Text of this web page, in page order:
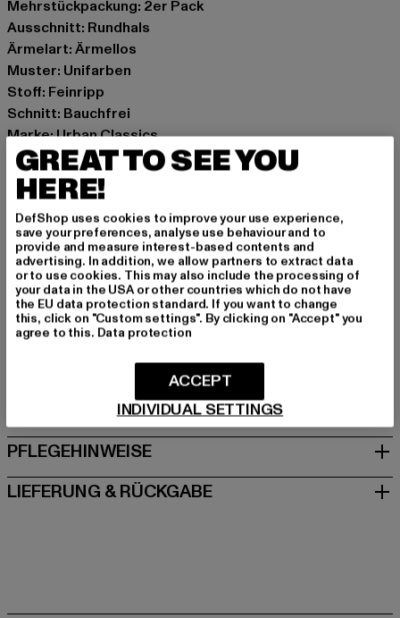
Mehrstückpackung: 2er Pack
Ausschnitt: Rundhals
Ärmelart: Ärmellos
Muster: Unifarben
Stoff: Feinripp
Schnitt: Bauchfrei
Marke: Urban Classics
Kat.: Tank Tops
Farbe: schwarz, blau
Hersteller Farbe: vintageblue+black
Materialzusammensetzung: 97% Baumwolle, 3%
Elasthan
Art.Nr: TB1498A-14070
Hersteller: TB International GmbH |info@tbint.de
Dr.-Robert-Murjahn-Straße 7 | 64372 Ober-Ramstadt |
GRÖSSE & PASSFORM
PFLEGEHINWEISE
LIEFERUNG & RÜCKGABE
GREAT TO SEE YOU
HERE!
DefShop uses cookies to improve your use experience,
save your preferences, analyse use behaviour and to
provide and measure interest-based contents and
advertising. In addition, we allow partners to extract data
or to use cookies. This may also include the processing of
your data in the USA or other countries which do not have
the EU data protection standard. If you want to change
this, click on "Custom settings". By clicking on "Accept" you
agree to this. Data protection
INDIVIDUAL SETTINGS
ACCEPT